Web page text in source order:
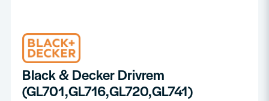
Black & Decker Drivrem
(GL701,GL716,GL720,GL741)